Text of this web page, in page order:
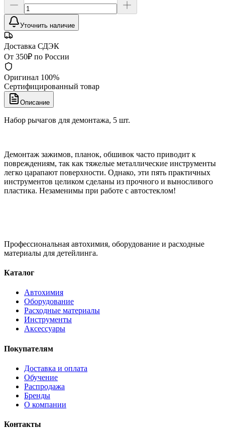
Уточнить наличие
Доставка СДЭК
От 350₽ по России
Оригинал 100%
Сертифицированный товар
Описание
Набор рычагов для демонтажа, 5 шт.
Демонтаж зажимов, планок, обшивок часто приводит к
повреждениям, так как тяжелые металлические инструменты
легко царапают поверхности. Однако, эти пять практичных
инструментов целиком сделаны из прочного и выносливого
пластика. Незаменимы при работе с автостеклом!
Профессиональная автохимия, оборудование и расходные
материалы для детейлинга.
Каталог
Автохимия
Оборудование
Расходные материалы
Инструменты
Аксессуары
Покупателям
Доставка и оплата
Обучение
Распродажа
Бренды
О компании
Контакты